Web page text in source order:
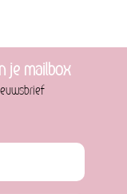
je mailbox